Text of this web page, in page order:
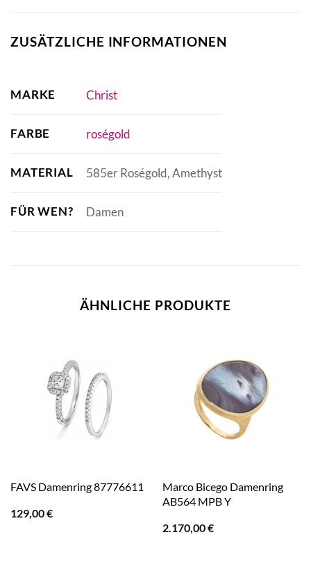
ZUSÄTZLICHE INFORMATIONEN
MARKE Christ
FARBE roségold
MATERIAL 585er Roségold, Amethyst
FÜR WEN? Damen
ÄHNLICHE PRODUKTE
FAVS Damenring 87776611
129,00€
Marco Bicego Damenring
AB564 MPB Y
2.170,00€